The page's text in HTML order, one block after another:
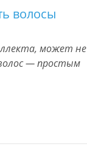
волосы
может не
— простым